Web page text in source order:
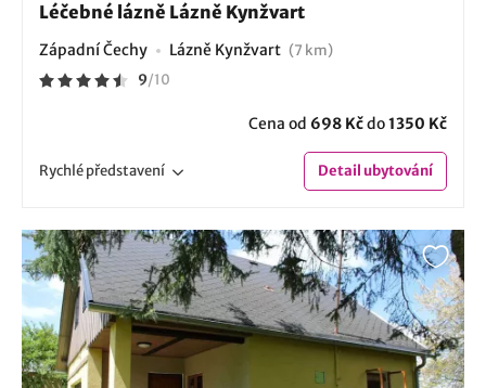
Léčebné lázně Lázně Kynžvart
Západní Čechy Lázně Kynžvart (7 km)
9/10
Cena od 698 Kčdo1350 Kč
Rychlépředstavení Detailubytování